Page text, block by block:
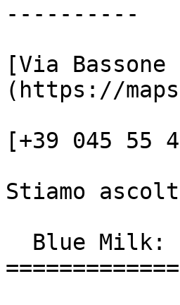
----------
[Via
(https://
[+39 045 55
Stiamo